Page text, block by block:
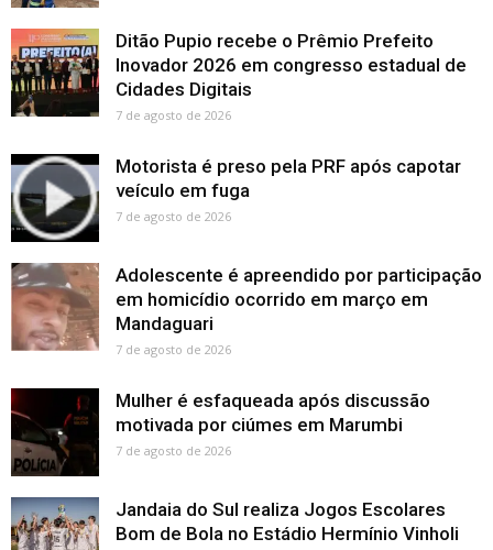
Ditão Pupio recebe o Prêmio Prefeito
Inovador 2026 em congresso estadual de
Cidades Digitais
7 de agosto de 2026
Motorista é preso pela PRF após capotar
veículo em fuga
7 de agosto de 2026
Adolescente é apreendido por participação
em homicídio ocorrido em março em
Mandaguari
7 de agosto de 2026
Mulher é esfaqueada após discussão
motivada por ciúmes em Marumbi
7 de agosto de 2026
Jandaia do Sul realiza Jogos Escolares
Bom de Bola no Estádio Hermínio Vinholi